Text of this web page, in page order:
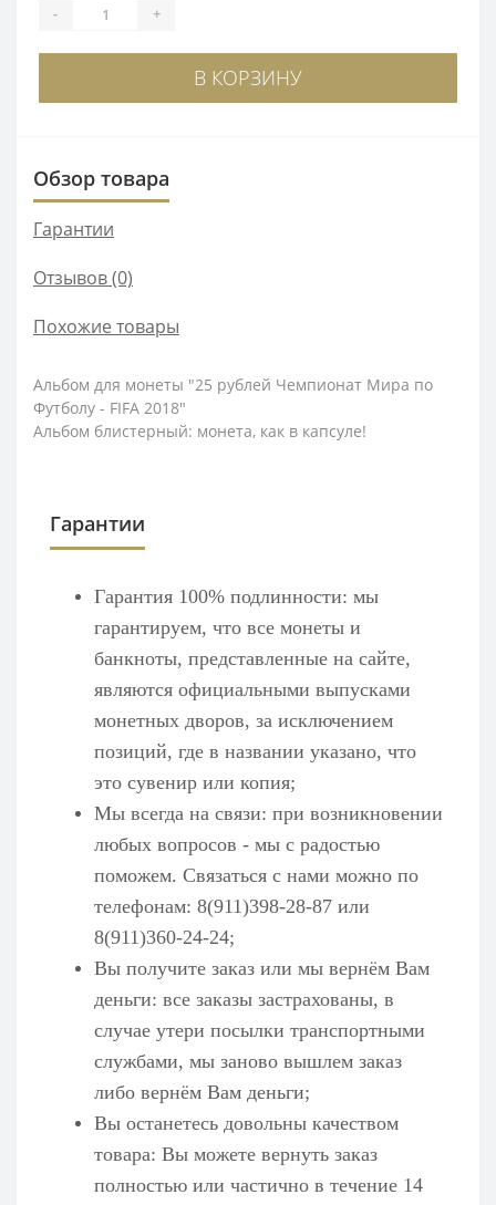
- +
В КОРЗИНУ
Обзор товара
Гарантии
Отзывов (0)
Похожие товары
Альбом для монеты "25 рублей Чемпионат Мира по
Футболу - FIFA 2018"
Альбом блистерный: монета, как в капсуле!
Гарантии
Гарантия 100% подлинности: мы
гарантируем, что все монеты и
банкноты, представленные на сайте,
являются официальными выпусками
монетных дворов, за исключением
позиций, где в названии указано, что
это сувенир или копия;
Мы всегда на связи: при возникновении
любых вопросов - мы с радостью
поможем. Связаться с нами можно по
телефонам: 8(911)398-28-87 или
8(911)360-24-24;
Вы получите заказ или мы вернём Вам
деньги: все заказы застрахованы, в
случае утери посылки транспортными
службами, мы заново вышлем заказ
либо вернём Вам деньги;
Вы останетесь довольны качеством
товара: Вы можете вернуть заказ
полностью или частично в течение 14